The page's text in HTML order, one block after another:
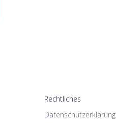
Rechtliches
Datenschutzerklärung